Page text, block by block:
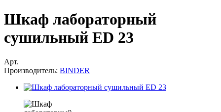
Шкаф лабораторный
сушильный ED 23
Арт.
Производитель: BINDER